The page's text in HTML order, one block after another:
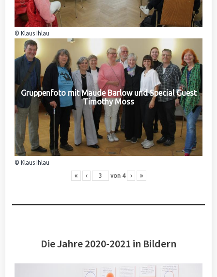
© Klaus Ihlau
Gruppenfoto mit Maude Barlow und Special Guest
Timothy Moss
© Klaus Ihlau
« ‹ von 4 › »
Die Jahre 2020-2021 in Bildern